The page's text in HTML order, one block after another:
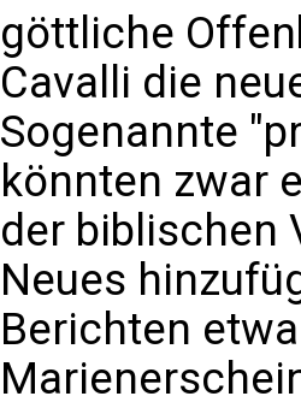
göttliche
Cavalli die
Sogenannte
könnten zwar
der biblischen
Neues
Berichten